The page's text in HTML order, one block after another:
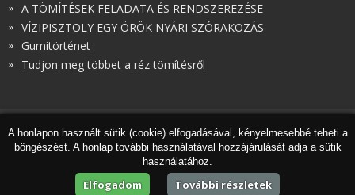
A TÖMÍTÉSEK FELADATA ÉS RENDSZEREZÉSE
VÍZIPISZTOLY EGY ÖRÖK NYÁRI SZÓRAKOZÁS
Gumitörténet
Tudjon meg többet a réz tömítésről
© Török és Társai 2026 - Minden jog fenntartva
Honlapkészítés
, webdesign,keresőoptimalizálás
Expedient
Marketing tanácsadónk aMarketing Professzorok Kft.
A honlapon használt sütik (cookie) elfogadásával, kényelmesebbé teheti a
böngészést. A honlap további használatával hozzájárulását adja a sütik
használatához.
Elfogadom További részletek